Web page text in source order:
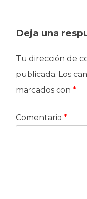
Deja una
Tu dirección de
publicada. Los
marcados con *
Comentario *